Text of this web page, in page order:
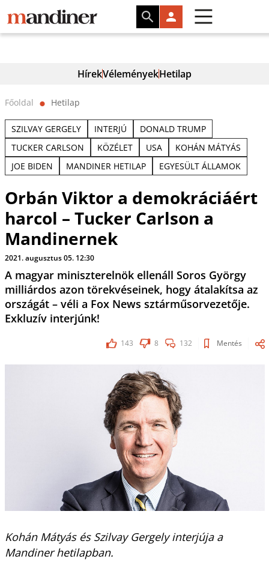
HírekVéleményekHetilap
Főoldal ⬤ Hetilap
SZILVAY GERGELY INTERJÚ
DONALD TRUMP
TUCKER CARLSON
KÖZÉLET USA
KOHÁN MÁTYÁS
JOE BIDEN
MANDINER HETILAP EGYESÜLT ÁLLAMOK
Orbán Viktor a demokráciáért
harcol – Tucker Carlson a
Mandinernek
2021. augusztus 05. 12:30
A magyar miniszterelnök ellenáll Soros György
milliárdos azon törekvéseinek, hogy átalakítsa az
országát – véli a Fox News sztárműsorvezetője.
Exkluzív interjúnk!
143 8 132 Mentés
Kohán Mátyás és Szilvay Gergely interjúja a
Mandiner hetilapban.